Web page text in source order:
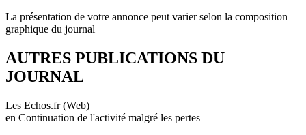
La présentation de votre annonce peut varier selon la composition
graphique du journal
AUTRES PUBLICATIONS DU
JOURNAL
Les Echos.fr (Web)
en Continuation de l'activité malgré les pertes